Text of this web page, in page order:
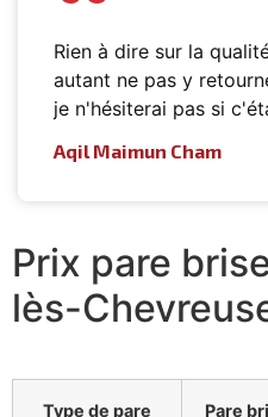
Rien à dire sur la
autant ne pas y
je n'hésiterai pas si
Aqil Maimun Cham
Prix pare
lès-
Type de pare
Pare